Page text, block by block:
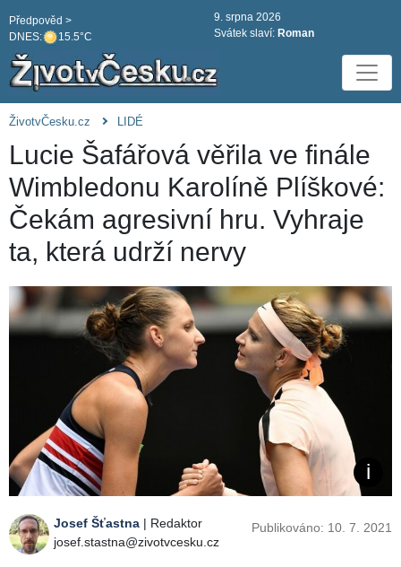
DNES: 15.5°C
Předpověd >
9. srpna 2026
Svátek slaví: Roman
ŽivotvČesku.cz LIDÉ
Lucie Šafářová věřila ve finále
Wimbledonu Karolíně Plíškové:
Čekám agresivní hru. Vyhraje
ta, která udrží nervy
Josef Šťastna | Redaktor
josef.stastna@zivotvcesku.cz
Publikováno: 10. 7. 2021